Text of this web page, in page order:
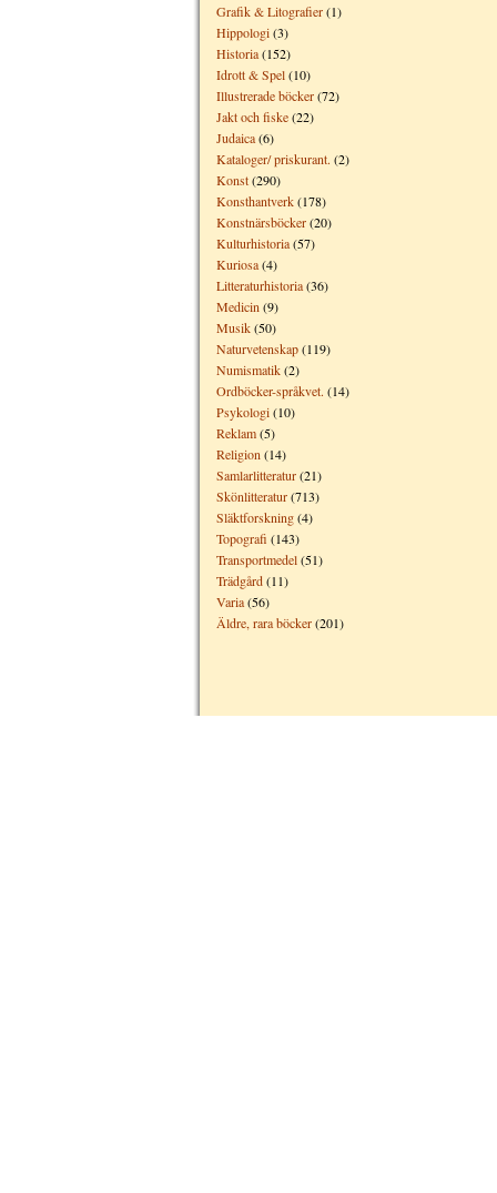
Grafik & Litografier(1)
Hippologi(3)
Historia(152)
Idrott & Spel(10)
Illustrerade böcker(72)
Jakt och fiske(22)
Judaica(6)
Kataloger/ priskurant. (2)
Konst(290)
Konsthantverk(178)
Konstnärsböcker(20)
Kulturhistoria(57)
Kuriosa(4)
Litteraturhistoria(36)
Medicin (9)
Musik(50)
Naturvetenskap(119)
Numismatik(2)
Ordböcker-språkvet. (14)
Psykologi(10)
Reklam(5)
Religion (14)
Samlarlitteratur(21)
Skönlitteratur(713)
Släktforskning(4)
Topografi (143)
Transportmedel(51)
Trädgård(11)
Varia(56)
Äldre, rara böcker(201)